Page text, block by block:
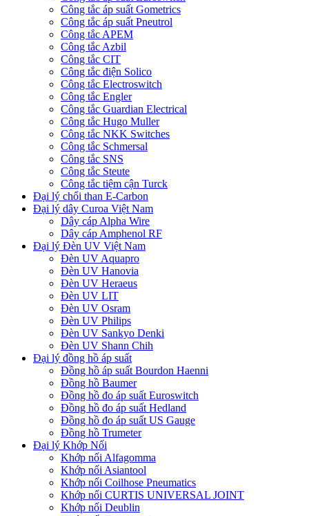
Công tắc áp suất Gometrics
Công tắc áp suất Pneutrol
Công tắc APEM
Công tắc Azbil
Công tắc CIT
Công tắc điện Solico
Công tắc Electroswitch
Công tắc Engler
Công tắc Guardian Electrical
Công tắc Hugo Muller
Công tắc NKK Switches
Công tắc Schmersal
Công tắc SNS
Công tắc Steute
Công tắc tiệm cận Turck
Đại lý chổi than E-Carbon
Đại lý dây Curoa Việt Nam
Dây cáp Alpha Wire
Dây cáp Amphenol RF
Đại lý Đèn UV Việt Nam
Đèn UV Aquapro
Đèn UV Hanovia
Đèn UV Heraeus
Đèn UV LIT
Đèn UV Osram
Đèn UV Philips
Đèn UV Sankyo Denki
Đèn UV Shann Chih
Đại lý đồng hồ áp suất
Đồng hồ áp suất Bourdon Haenni
Đồng hồ Baumer
Đồng hồ đo áp suất Euroswitch
Đồng hồ đo áp suất Hedland
Đồng hồ đo áp suất US Gauge
Đồng hồ Trumeter
Đại lý Khớp Nối
Khớp nối Alfagomma
Khớp nối Asiantool
Khớp nối Coilhose Pneumatics
Khớp nối CURTIS UNIVERSAL JOINT
Khớp nối Deublin